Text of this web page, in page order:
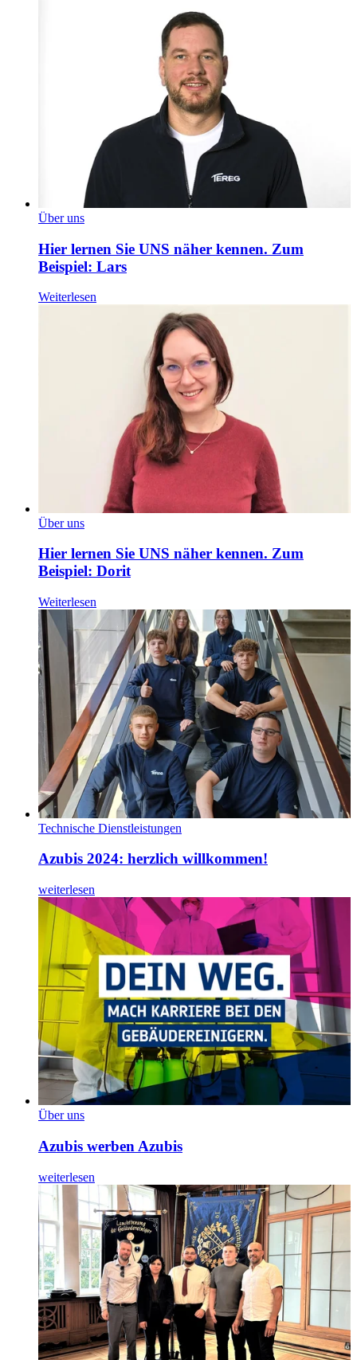
Über uns
Hier lernen Sie UNS näher kennen. Zum
Beispiel: Lars
Weiterlesen
Über uns
Hier lernen Sie UNS näher kennen. Zum
Beispiel: Dorit
Weiterlesen
Technische Dienstleistungen
Azubis 2024: herzlich willkommen!
weiterlesen
Über uns
Azubis werben Azubis
weiterlesen